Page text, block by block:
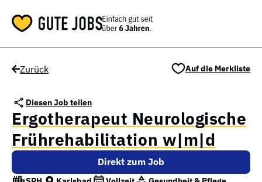
Zurück
Diesen Job teilen
Auf die Merkliste
Ergotherapeut Neurologische
Frührehabilitation w|m|d
Direkt zum Job